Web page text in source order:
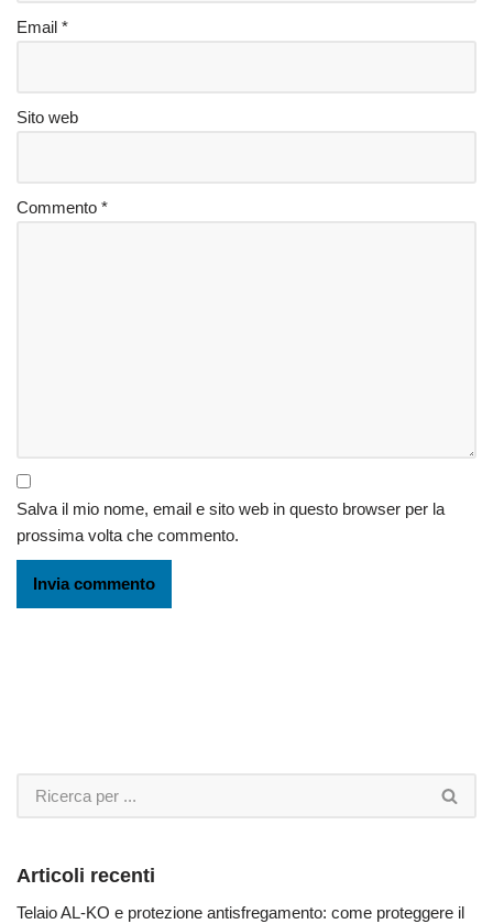
Email *
Sito web
Commento *
Salva il mio nome, email e sito web in questo browser per la
prossima volta che commento.
Articoli recenti
Telaio AL-KO e protezione antisfregamento: come proteggere il